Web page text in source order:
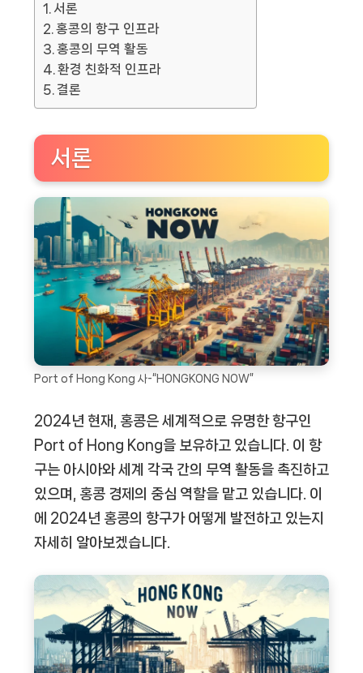
서론
홍콩의 항구 인프라
홍콩의 무역 활동
환경 친화적 인프라
결론
서론
Port of Hong Kong 사-“HONGKONG NOW”
2024년 현재, 홍콩은 세계적으로 유명한 항구인
Port of Hong Kong을 보유하고 있습니다. 이 항
구는 아시아와 세계 각국 간의 무역 활동을 촉진하고
있으며, 홍콩 경제의 중심 역할을 맡고 있습니다. 이
에 2024년 홍콩의 항구가 어떻게 발전하고 있는지
자세히 알아보겠습니다.